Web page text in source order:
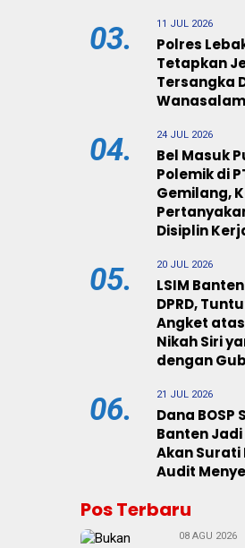
03. 11 JUL 2026
Polres
Tetapkan
Tersangka
Wanasalam
04. 24 JUL 2026
Bel Masuk
Polemik di
Gemilang,
Disiplin
05. 20 JUL 2026
LSIM
DPRD,
Angket
Nikah Siri
dengan
06. 21 JUL 2026
Dana BOSP
Banten Jadi
Akan Surati
Audit
Pos Terbaru
08 AGU 2026